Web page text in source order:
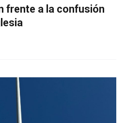
frente a la confusión